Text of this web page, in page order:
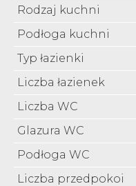
Rodzaj kuchni
Podłoga kuchni
Typ łazienki
Liczba łazienek
Liczba WC
Glazura WC
Podłoga WC
Liczba przedpokoi